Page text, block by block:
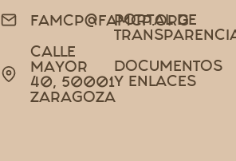
FAMCP@FAMCP.ORG
CALLE
MAYOR
40, 50001
ZARAGOZA
PORTAL DE
DOCUMENTOS
Y ENLACES